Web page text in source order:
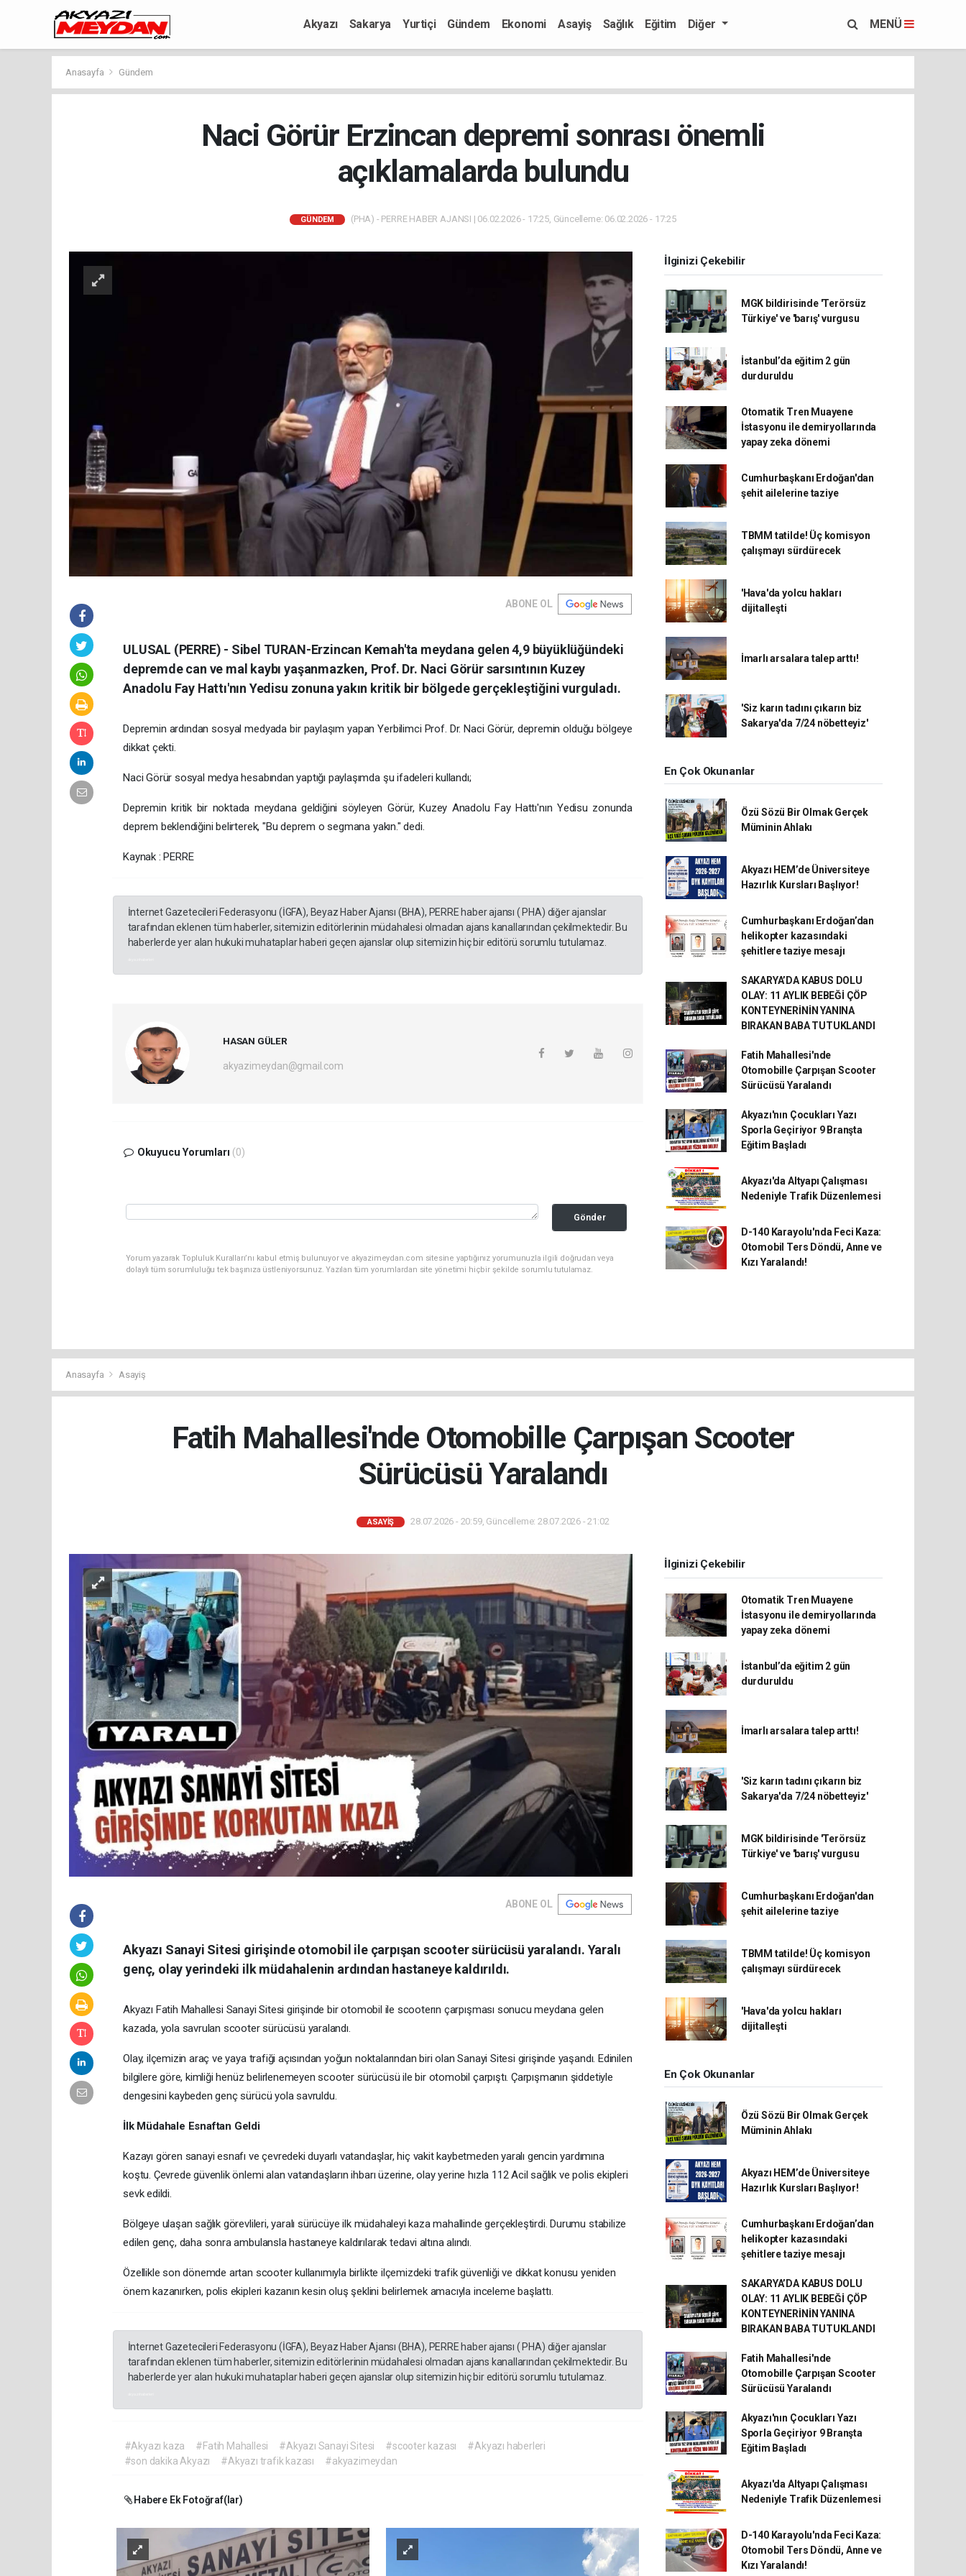
Akyazı Sakarya Yurtiçi Gündem Ekonomi Asayiş Sağlık Eğitim Diğer MENÜ
Anasayfa Gündem
Naci Görür Erzincan depremi sonrası önemli
açıklamalarda bulundu
GÜNDEM (PHA) - PERRE HABER AJANSI | 06.02.2026 - 17:25, Güncelleme: 06.02.2026 - 17:25
ABONE OL
ULUSAL (PERRE) - Sibel TURAN-Erzincan Kemah'ta meydana gelen 4,9 büyüklüğündeki
depremde can ve mal kaybı yaşanmazken, Prof. Dr. Naci Görür sarsıntının Kuzey
Anadolu Fay Hattı'nın Yedisu zonuna yakın kritik bir bölgede gerçekleştiğini vurguladı.
Depremin ardından sosyal medyada bir paylaşım yapan Yerbilimci Prof. Dr. Naci Görür, depremin olduğu bölgeye
dikkat çekti.
Naci Görür sosyal medya hesabından yaptığı paylaşımda şu ifadeleri kullandı;
Depremin kritik bir noktada meydana geldiğini söyleyen Görür, Kuzey Anadolu Fay Hattı'nın Yedisu zonunda
deprem beklendiğini belirterek, "Bu deprem o segmana yakın." dedi.
Kaynak : PERRE
İnternet Gazetecileri Federasyonu (İGFA), Beyaz Haber Ajansı (BHA), PERRE haber ajansı ( PHA) diğer ajanslar
tarafından eklenen tüm haberler, sitemizin editörlerinin müdahalesi olmadan ajans kanallarından çekilmektedir. Bu
haberlerde yer alan hukuki muhataplar haberi geçen ajanslar olup sitemizin hiç bir editörü sorumlu tutulamaz.
HASAN GÜLER
akyazimeydan@gmail.com
Okuyucu Yorumları (0)
Gönder
Yorum yazarak Topluluk Kuralları’nı kabul etmiş bulunuyor ve akyazimeydan.com sitesine yaptığınız yorumunuzla ilgili doğrudan veya
dolaylı tüm sorumluluğu tek başınıza üstleniyorsunuz. Yazılan tüm yorumlardan site yönetimi hiçbir şekilde sorumlu tutulamaz.
İlginizi Çekebilir
MGK bildirisinde 'Terörsüz
Türkiye' ve 'barış' vurgusu
İstanbul’da eğitim 2 gün
durduruldu
Otomatik Tren Muayene
İstasyonu ile demiryollarında
yapay zeka dönemi
Cumhurbaşkanı Erdoğan'dan
şehit ailelerine taziye
TBMM tatilde! Üç komisyon
çalışmayı sürdürecek
'Hava'da yolcu hakları
dijitalleşti
İmarlı arsalara talep arttı!
'Siz karın tadını çıkarın biz
Sakarya'da 7/24 nöbetteyiz'
En Çok Okunanlar
Özü Sözü Bir Olmak Gerçek
Müminin Ahlakı
Akyazı HEM’de Üniversiteye
Hazırlık Kursları Başlıyor!
Cumhurbaşkanı Erdoğan’dan
helikopter kazasındaki
şehitlere taziye mesajı
SAKARYA’DA KABUS DOLU
OLAY: 11 AYLIK BEBEĞİ ÇÖP
KONTEYNERİNİN YANINA
BIRAKAN BABA TUTUKLANDI
Fatih Mahallesi'nde
Otomobille Çarpışan Scooter
Sürücüsü Yaralandı
Akyazı'nın Çocukları Yazı
Sporla Geçiriyor 9 Branşta
Eğitim Başladı
Akyazı'da Altyapı Çalışması
Nedeniyle Trafik Düzenlemesi
D-140 Karayolu'nda Feci Kaza:
Otomobil Ters Döndü, Anne ve
Kızı Yaralandı!
Anasayfa Asayiş
Fatih Mahallesi'nde Otomobille Çarpışan Scooter
Sürücüsü Yaralandı
ASAYIŞ 28.07.2026 - 20:59, Güncelleme: 28.07.2026 - 21:02
ABONE OL
Akyazı Sanayi Sitesi girişinde otomobil ile çarpışan scooter sürücüsü yaralandı. Yaralı
genç, olay yerindeki ilk müdahalenin ardından hastaneye kaldırıldı.
Akyazı Fatih Mahallesi Sanayi Sitesi girişinde bir otomobil ile scooterın çarpışması sonucu meydana gelen
kazada, yola savrulan scooter sürücüsü yaralandı.
Olay, ilçemizin araç ve yaya trafiği açısından yoğun noktalarından biri olan Sanayi Sitesi girişinde yaşandı. Edinilen
bilgilere göre, kimliği henüz belirlenemeyen scooter sürücüsü ile bir otomobil çarpıştı. Çarpışmanın şiddetiyle
dengesini kaybeden genç sürücü yola savruldu.
İlk Müdahale Esnaftan Geldi
Kazayı gören sanayi esnafı ve çevredeki duyarlı vatandaşlar, hiç vakit kaybetmeden yaralı gencin yardımına
koştu. Çevrede güvenlik önlemi alan vatandaşların ihbarı üzerine, olay yerine hızla 112 Acil sağlık ve polis ekipleri
sevk edildi.
Bölgeye ulaşan sağlık görevlileri, yaralı sürücüye ilk müdahaleyi kaza mahallinde gerçekleştirdi. Durumu stabilize
edilen genç, daha sonra ambulansla hastaneye kaldırılarak tedavi altına alındı.
Özellikle son dönemde artan scooter kullanımıyla birlikte ilçemizdeki trafik güvenliği ve dikkat konusu yeniden
önem kazanırken, polis ekipleri kazanın kesin oluş şeklini belirlemek amacıyla inceleme başlattı.
İnternet Gazetecileri Federasyonu (İGFA), Beyaz Haber Ajansı (BHA), PERRE haber ajansı ( PHA) diğer ajanslar
tarafından eklenen tüm haberler, sitemizin editörlerinin müdahalesi olmadan ajans kanallarından çekilmektedir. Bu
haberlerde yer alan hukuki muhataplar haberi geçen ajanslar olup sitemizin hiç bir editörü sorumlu tutulamaz.
#Akyazı kaza #Fatih Mahallesi #Akyazı Sanayi Sitesi #scooter kazası
#Akyazı haberleri
#son dakika Akyazı
#Akyazı trafik kazası #akyazimeydan
Habere Ek Fotoğraf(lar)
İlginizi Çekebilir
Otomatik Tren Muayene
İstasyonu ile demiryollarında
yapay zeka dönemi
İstanbul’da eğitim 2 gün
durduruldu
İmarlı arsalara talep arttı!
'Siz karın tadını çıkarın biz
Sakarya'da 7/24 nöbetteyiz'
MGK bildirisinde 'Terörsüz
Türkiye' ve 'barış' vurgusu
Cumhurbaşkanı Erdoğan'dan
şehit ailelerine taziye
TBMM tatilde! Üç komisyon
çalışmayı sürdürecek
'Hava'da yolcu hakları
dijitalleşti
En Çok Okunanlar
Özü Sözü Bir Olmak Gerçek
Müminin Ahlakı
Akyazı HEM’de Üniversiteye
Hazırlık Kursları Başlıyor!
Cumhurbaşkanı Erdoğan’dan
helikopter kazasındaki
şehitlere taziye mesajı
SAKARYA’DA KABUS DOLU
OLAY: 11 AYLIK BEBEĞİ ÇÖP
KONTEYNERİNİN YANINA
BIRAKAN BABA TUTUKLANDI
Fatih Mahallesi'nde
Otomobille Çarpışan Scooter
Sürücüsü Yaralandı
Akyazı'nın Çocukları Yazı
Sporla Geçiriyor 9 Branşta
Eğitim Başladı
Akyazı'da Altyapı Çalışması
Nedeniyle Trafik Düzenlemesi
D-140 Karayolu'nda Feci Kaza:
Otomobil Ters Döndü, Anne ve
Kızı Yaralandı!